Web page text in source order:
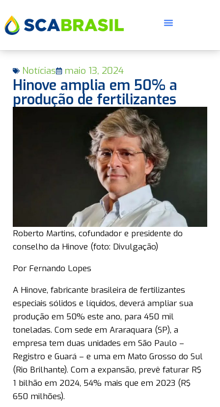
Notícias maio 13, 2024
Hinove amplia em 50% a
produção de fertilizantes
Roberto Martins, cofundador e presidente do
conselho da Hinove (foto: Divulgação)
Por Fernando Lopes
A Hinove, fabricante brasileira de fertilizantes
especiais sólidos e líquidos, deverá ampliar sua
produção em 50% este ano, para 450 mil
toneladas. Com sede em Araraquara (SP), a
empresa tem duas unidades em São Paulo –
Registro e Guará – e uma em Mato Grosso do Sul
(Rio Brilhante). Com a expansão, prevê faturar R$
1 bilhão em 2024, 54% mais que em 2023 (R$
650 milhões).